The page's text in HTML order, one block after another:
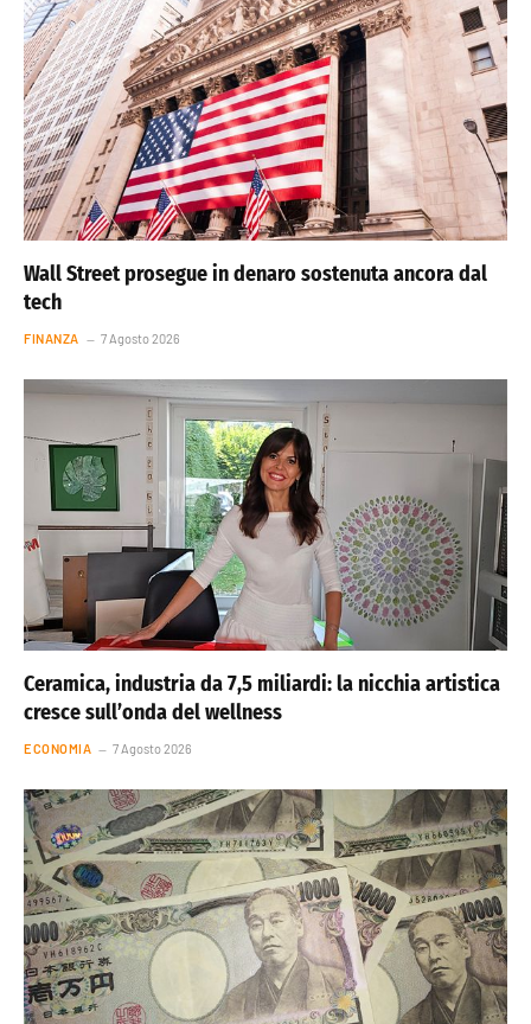
Wall Street prosegue in denaro sostenuta ancora dal
tech
FINANZA 7 Agosto 2026
Ceramica, industria da 7,5 miliardi: la nicchia artistica
cresce sull’onda del wellness
ECONOMIA 7 Agosto 2026